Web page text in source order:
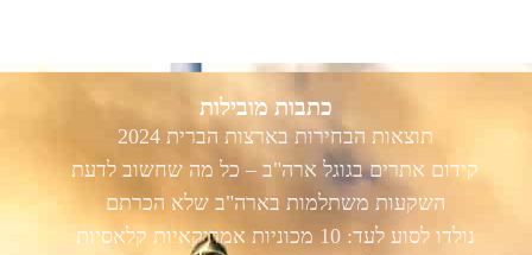
כתבות מובילות
תוצאות הבחירות בארצות הברית 2024
קידום אתרים בגוגל ארה"ב – כל מה שחשוב לדעת
השקעות משתלמות בארה"ב שלא הכרתם
נולדו לסוע לעד: 10 מכוניות אמריקאיות קלאסיות